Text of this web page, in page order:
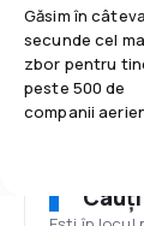
Găsim în câteva
secunde cel
zbor pentru
peste 500 de
companii